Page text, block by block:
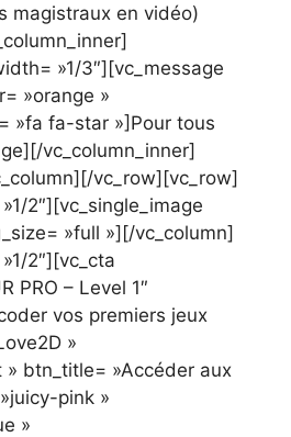
magistraux en vidéo)
»1/3″][vc_message
»orange »
»fa fa-star »]Pour tous
vc_column_inner]
vc_row][vc_row]
2″][vc_single_image
»full »][/vc_column]
2″][vc_cta
PRO – Level 1″
vos premiers jeux
»
btn_title= »Accéder aux
pink »
»